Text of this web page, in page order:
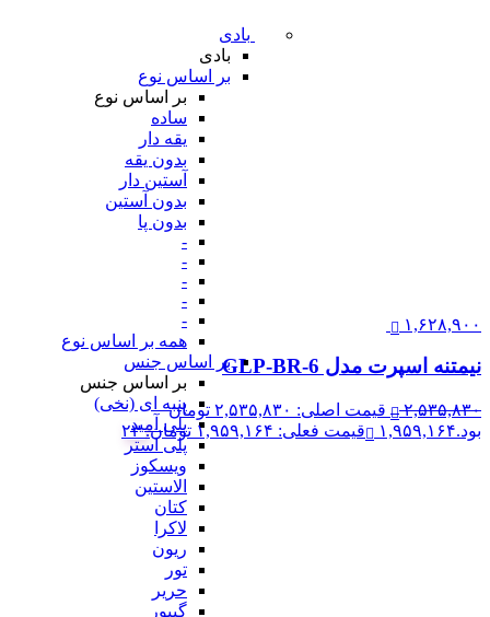
بادی
بادی
بر اساس نوع
بر اساس نوع
ساده
یقه دار
بدون یقه
آستین دار
بدون آستین
بدون پا
-
-
-
-
-
همه بر اساس نوع
بر اساس جنس
بر اساس جنس
پنبه ای (نخی)
پلی آمید
پلی استر
ویسکوز
الاستین
کتان
لاکرا
ریون
تور
حریر
گیپور
۱,۶۲۸,۹۰۰
نیمتنه اسپرت مدل GLP-BR-6
۲,۵۳۵,۸۳۰
قیمت اصلی: ۲,۵۳۵,۸۳۰ تومان
بود.۱,۹۵۹,۱۶۴ قیمت فعلی: ۱,۹۵۹,۱۶۴ تومان. ۲۳